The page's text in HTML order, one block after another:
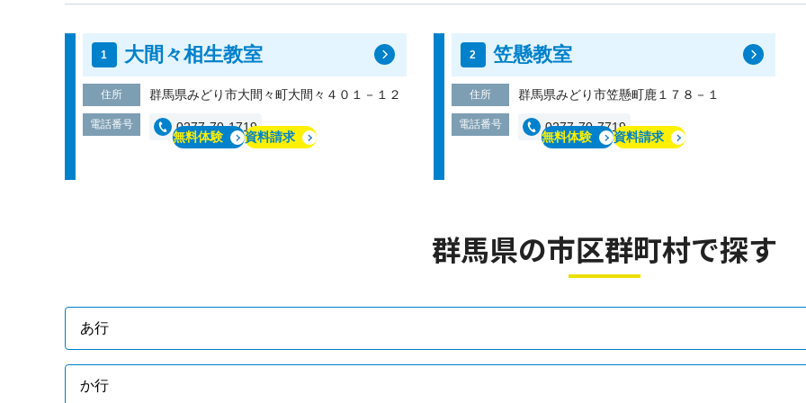
大間々相生教室
住所 群馬県みどり市大間々町大間々４０１－１２
電話番号 0277-70-1719
無料体験 資料請求
笠懸教室
住所 群馬県みどり市笠懸町鹿１７８－１
電話番号 0277-70-7719
無料体験 資料請求
群馬県の市区群町村で探す
あ行
か行